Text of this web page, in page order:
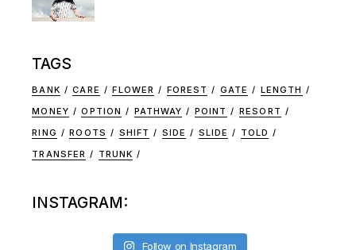
TAGS
BANK CARE FLOWER FOREST GATE
LENGTH
MONEY
OPTION PATHWAY POINT
RESORT
RING
ROOTS SHIFT SIDE SLIDE
TOLD
TRANSFER
TRUNK
INSTAGRAM:
Follow on Instagram